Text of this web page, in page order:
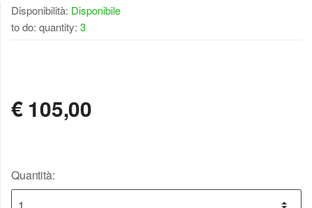
Disponibilità: Disponibile
to do: quantity: 3
€ 105,00
Quantità: